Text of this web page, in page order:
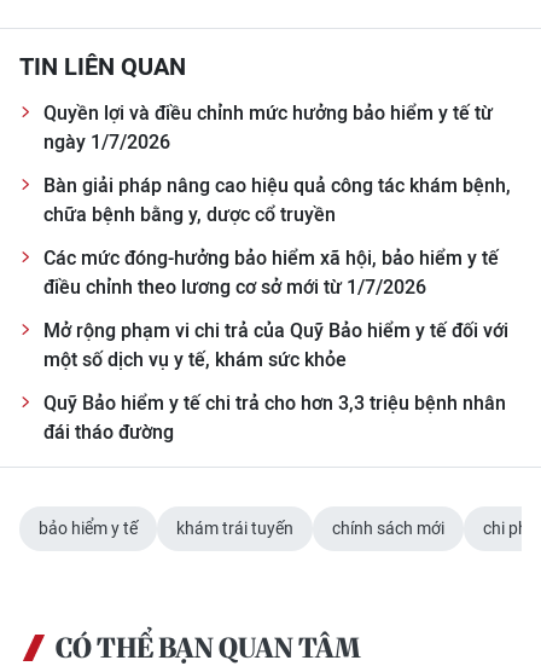
TIN LIÊN QUAN
Quyền lợi và điều chỉnh mức hưởng bảo hiểm y tế từ
ngày 1/7/2026
Bàn giải pháp nâng cao hiệu quả công tác khám bệnh,
chữa bệnh bằng y, dược cổ truyền
Các mức đóng-hưởng bảo hiểm xã hội, bảo hiểm y tế
điều chỉnh theo lương cơ sở mới từ 1/7/2026
Mở rộng phạm vi chi trả của Quỹ Bảo hiểm y tế đối với
một số dịch vụ y tế, khám sức khỏe
Quỹ Bảo hiểm y tế chi trả cho hơn 3,3 triệu bệnh nhân
đái tháo đường
bảo hiểm y tế khám trái tuyến chính sách mới chi phí
CÓ THỂ BẠN QUAN TÂM